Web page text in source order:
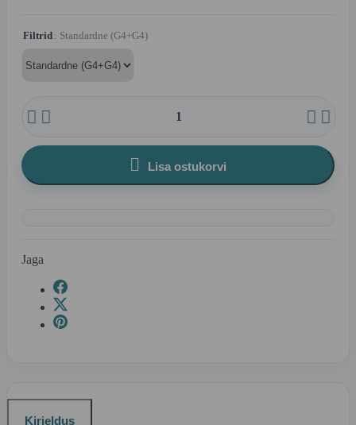
Filtrid : Standardne (G4+G4)
   
 Lisa ostukorvi
Jaga
Kirjeldus